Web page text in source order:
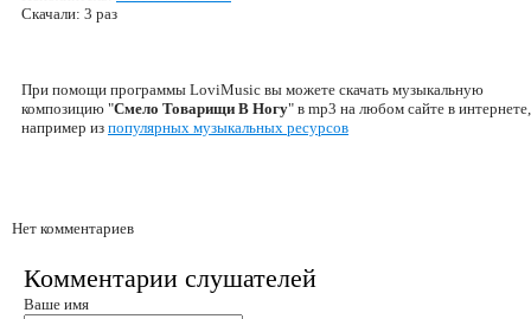
Скачали: 3 раз
При помощи программы LoviMusic вы можете скачать музыкальную
композицию "Смело Товарищи В Ногу" в mp3 на любом сайте в интернете,
например из популярных музыкальных ресурсов
Нет комментариев
Комментарии слушателей
Ваше имя